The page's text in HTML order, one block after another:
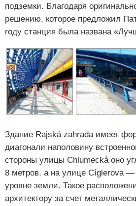
подземки. Благодаря
решению, которое предложил
году станция была названа
Здание Rajská zahrada имеет
диагонали наполовину
стороны улицы Chlumecká оно
8 метров, а на улице Cíglerova —
уровне земли. Такое
архитектору за счет